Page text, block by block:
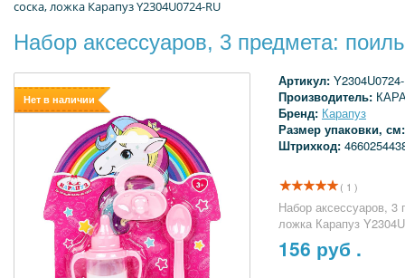
соска, ложка Карапуз Y2304U0724-RU
Набор аксессуаров, 3 предмета:
Нет в наличии
Артикул:
Производитель:
Бренд: Карапуз
Размер упаковки,
Штрихкод:
( 1 )
Набор аксессуаров, 3
ложка Карапуз
156 руб .